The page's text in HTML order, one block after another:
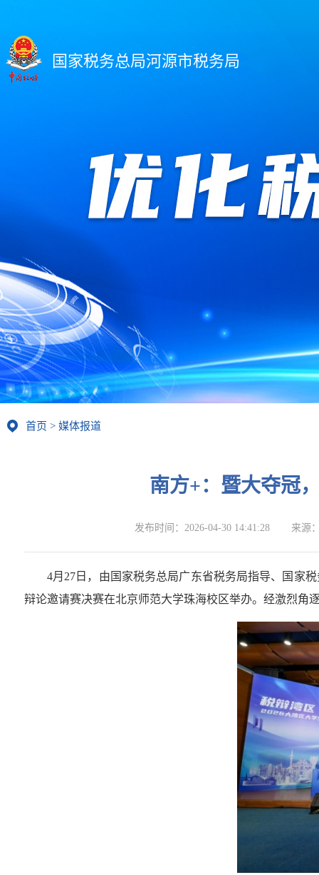
国家税务总局河源市税务局
首页 > 媒体报道
南方+：暨大夺冠
发布时间： 2026-04-30 14:41:28 来源
4月27日，由国家税务总局广东省税务局指导、国家
辩论邀请赛决赛在北京师范大学珠海校区举办。经激烈角